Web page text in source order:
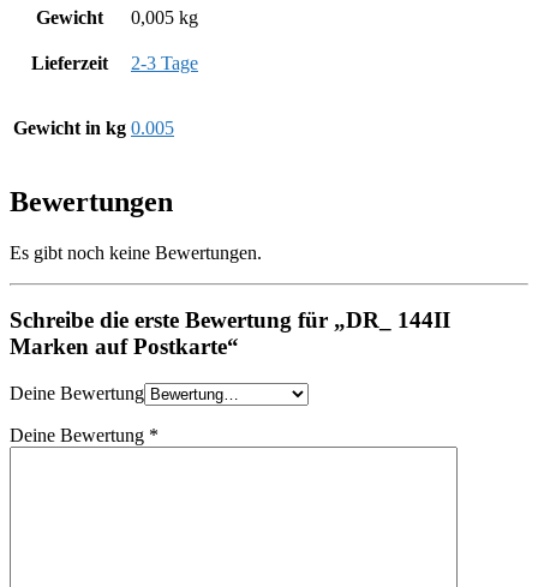
Gewicht 0,005 kg
Lieferzeit 2-3 Tage
Gewicht in kg 0.005
Bewertungen
Es gibt noch keine Bewertungen.
Schreibe die erste Bewertung für „DR_ 144II
Marken auf Postkarte“
Deine Bewertung
Deine Bewertung *